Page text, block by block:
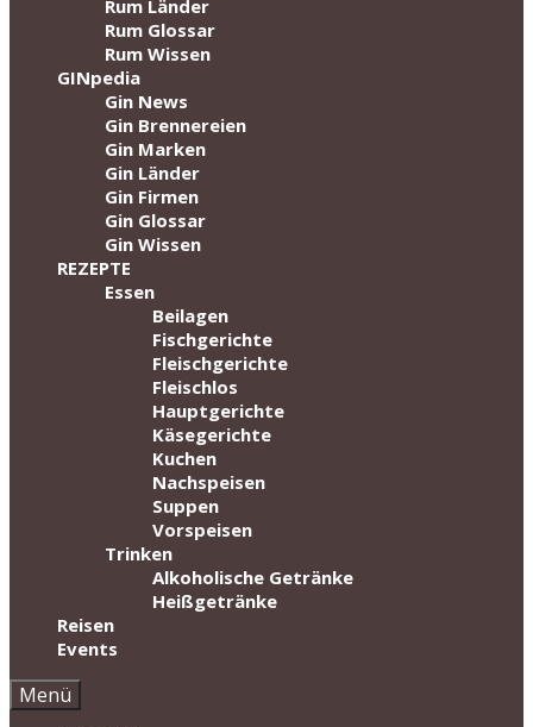
Rum Länder
Rum Glossar
Rum Wissen
GINpedia
Gin News
Gin Brennereien
Gin Marken
Gin Länder
Gin Firmen
Gin Glossar
Gin Wissen
REZEPTE
Essen
Beilagen
Fischgerichte
Fleischgerichte
Fleischlos
Hauptgerichte
Käsegerichte
Kuchen
Nachspeisen
Suppen
Vorspeisen
Trinken
Alkoholische Getränke
Heißgetränke
Reisen
Events
Menü